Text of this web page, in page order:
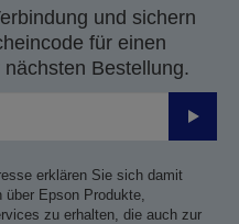
und sichern
für einen
nächsten Bestellung.
erklären Sie sich damit
über Epson Produkte,
zu erhalten, die auch zur